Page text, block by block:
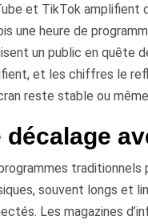
et TikTok amplifient
une heure de
un public en quête
et les chiffres le
reste stable ou
décalage
souvent longs et
Les magazines